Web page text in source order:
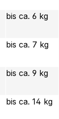
bis ca. 6 kg
bis ca. 7 kg
bis ca. 9 kg
bis ca. 14 kg